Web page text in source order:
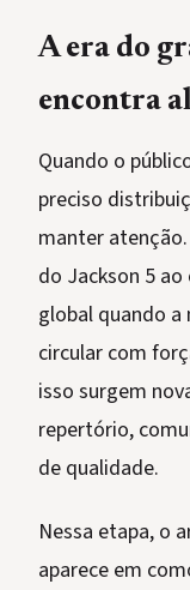
A era do
encontra
Quando o
preciso
manter
do Jackson 5
global quando a
circular com
isso surgem
repertório,
de qualidade.
Nessa etapa, o
aparece em